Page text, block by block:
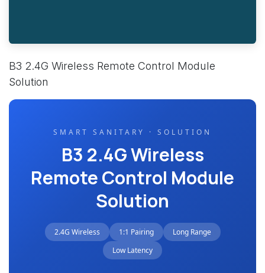
B3 2.4G Wireless Remote Control Module
Solution
SMART SANITARY · SOLUTION
B3 2.4G Wireless
Remote Control Module
Solution
2.4G Wireless 1:1 Pairing
Long Range
Low Latency